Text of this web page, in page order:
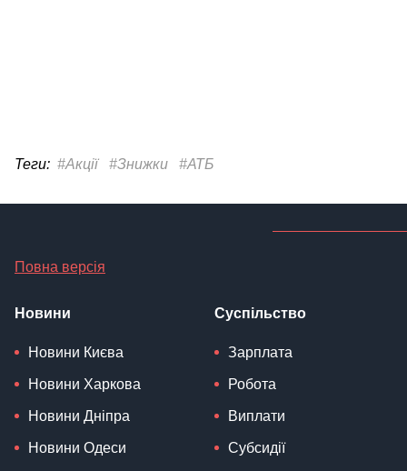
Теги: #Акції #Знижки #АТБ
Повна версія
Новини
Новини Києва
Новини Харкова
Новини Дніпра
Новини Одеси
Суспільство
Зарплата
Робота
Виплати
Субсидії